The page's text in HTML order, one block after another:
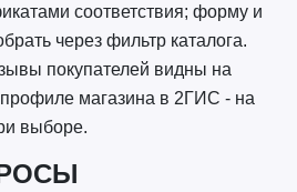
соответствия; форму и
через фильтр каталога.
покупателей видны на
профиле магазина в 2ГИС - на
выборе.